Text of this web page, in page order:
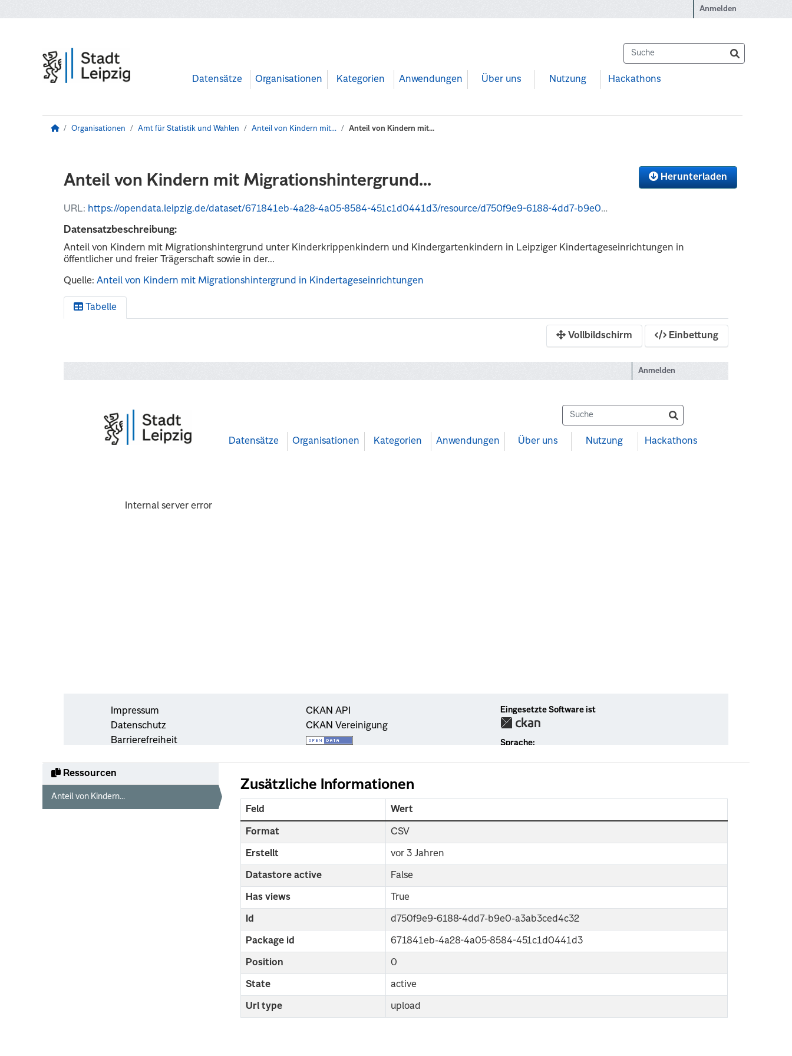
Anmelden
Datensätze Organisationen Kategorien Anwendungen Über uns Nutzung Hackathons
Organisationen Amt für Statistik und Wahlen Anteil von Kindern mit... Anteil von Kindern mit...
Herunterladen
Anteil von Kindern mit Migrationshintergrund...
URL: https://opendata.leipzig.de/dataset/671841eb-4a28-4a05-8584-451c1d0441d3/resource/d750f9e9-6188-4dd7-b9e0-a3ab3ced4c32/download/abb7.csv
Datensatzbeschreibung:
Anteil von Kindern mit Migrationshintergrund unter Kinderkrippenkindern und Kindergartenkindern in Leipziger Kindertageseinrichtungen in
öffentlicher und freier Trägerschaft sowie in der...
Quelle:Anteil von Kindern mit Migrationshintergrund in Kindertageseinrichtungen
Tabelle
Vollbildschirm Einbettung
Ressourcen
Anteil von Kindern...
Zusätzliche Informationen
Feld Wert
Format CSV
Erstellt vor 3 Jahren
Datastore active False
Has views True
Id d750f9e9-6188-4dd7-b9e0-a3ab3ced4c32
Package id 671841eb-4a28-4a05-8584-451c1d0441d3
Position 0
State active
Url type upload